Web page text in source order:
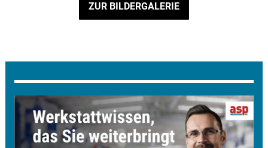
ZUR BILDERGALERIE